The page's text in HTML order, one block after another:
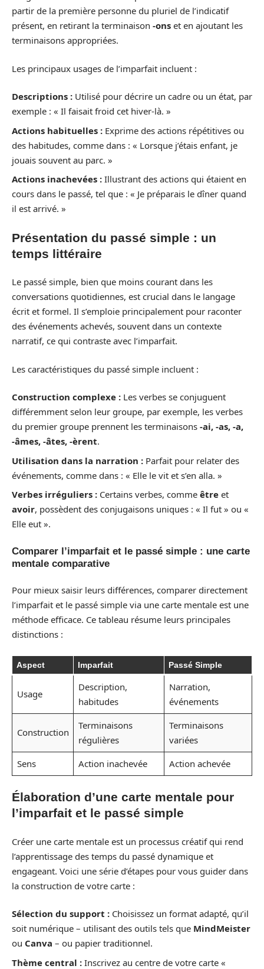
partir de la première personne du pluriel de l’indicatif
présent, en retirant la terminaison -ons et en ajoutant les
terminaisons appropriées.
Les principaux usages de l’imparfait incluent :
Descriptions : Utilisé pour décrire un cadre ou un état, par
exemple : « Il faisait froid cet hiver-là. »
Actions habituelles : Exprime des actions répétitives ou
des habitudes, comme dans : « Lorsque j’étais enfant, je
jouais souvent au parc. »
Actions inachevées : Illustrant des actions qui étaient en
cours dans le passé, tel que : « Je préparais le dîner quand
il est arrivé. »
Présentation du passé simple : un
temps littéraire
Le passé simple, bien que moins courant dans les
conversations quotidiennes, est crucial dans le langage
écrit et formel. Il s’emploie principalement pour raconter
des événements achevés, souvent dans un contexte
narratif, ce qui contraste avec l’imparfait.
Les caractéristiques du passé simple incluent :
Construction complexe : Les verbes se conjuguent
différemment selon leur groupe, par exemple, les verbes
du premier groupe prennent les terminaisons -ai, -as, -a,
-âmes, -âtes, -èrent.
Utilisation dans la narration : Parfait pour relater des
événements, comme dans : « Elle le vit et s’en alla. »
Verbes irréguliers : Certains verbes, comme être et
avoir, possèdent des conjugaisons uniques : « Il fut » ou «
Elle eut ».
Comparer l’imparfait et le passé simple : une carte
mentale comparative
Pour mieux saisir leurs différences, comparer directement
l’imparfait et le passé simple via une carte mentale est une
méthode efficace. Ce tableau résume leurs principales
distinctions :
Aspect Imparfait Passé Simple
Usage
Description,
habitudes
Narration,
événements
Construction
Terminaisons
régulières
Terminaisons
variées
Sens
Action inachevée Action achevée
Élaboration d’une carte mentale pour
l’imparfait et le passé simple
Créer une carte mentale est un processus créatif qui rend
l’apprentissage des temps du passé dynamique et
engageant. Voici une série d’étapes pour vous guider dans
la construction de votre carte :
Sélection du support : Choisissez un format adapté, qu’il
soit numérique – utilisant des outils tels que MindMeister
ou Canva – ou papier traditionnel.
Thème central : Inscrivez au centre de votre carte «